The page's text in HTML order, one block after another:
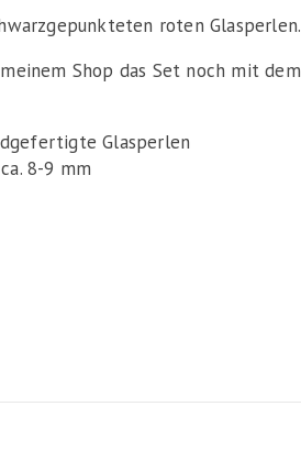
roten Glasperlen.
Shop das Set noch mit dem
Glasperlen
8-9 mm